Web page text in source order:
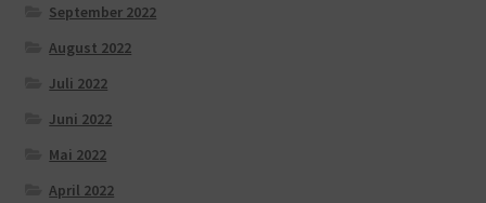
September 2022
August 2022
Juli 2022
Juni 2022
Mai 2022
April 2022